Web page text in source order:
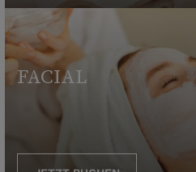
FACIAL